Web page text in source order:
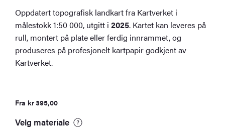
Oppdatert topografisk landkart fra Kartverket i
målestokk 1:50 000, utgitt i2025. Kartet kan leveres på
rull, montert på plate eller ferdig innrammet, og
produseres på profesjonelt kartpapir godkjent av
Kartverket.
Fra kr395,00
Velg materiale